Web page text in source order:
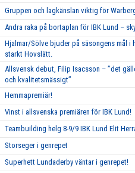
Gruppen och lagkänslan viktig för
Andra raka på bortaplan för IBK Lund –
Hjalmar/Sölve bjuder på säsongens mål i
starkt Hovslätt.
Allsvensk debut, Filip Isacsson – ’’det
och kvalitetsmässigt’’
Hemmapremiär!
Vinst i allsvenska premiären för IBK Lund!
Teambuilding helg 8-9/9 IBK Lund Elit
Storseger i genrepet
Superhett Lundaderby väntar i genrepet!